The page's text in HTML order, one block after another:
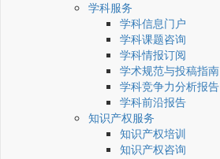
学科服务
学科信息门户
学科课题咨询
学科情报订阅
学术规范与投稿指南
学科竞争力分析报告
学科前沿报告
知识产权服务
知识产权培训
知识产权咨询